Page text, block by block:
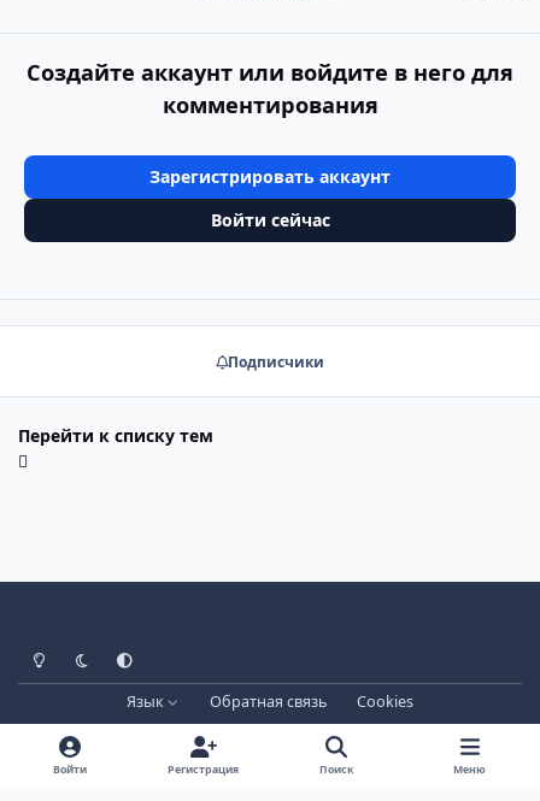
Создайте аккаунт или войдите в него для
комментирования
Зарегистрировать аккаунт
Войти сейчас
Подписчики
Перейти к списку тем
Светлый режим
Тёмный режим
Системные настройки
Язык Обратная связь
Cookies
Лицензия зарегистрирована на IPBSkins.ru
Powered by
Invision Community
Войти Регистрация Поиск Меню